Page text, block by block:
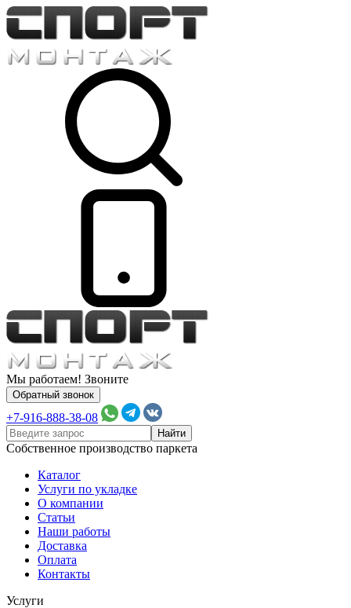
Мы работаем! Звоните
Обратный звонок
+7-916-888-38-08
Собственное производство паркета
Каталог
Услуги по укладке
О компании
Статьи
Наши работы
Доставка
Оплата
Контакты
Услуги